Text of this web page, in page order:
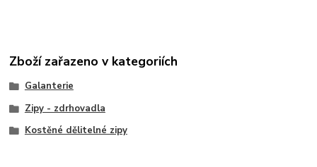
Zboží zařazeno v kategoriích
Galanterie
Zipy - zdrhovadla
Kostěné dělitelné zipy